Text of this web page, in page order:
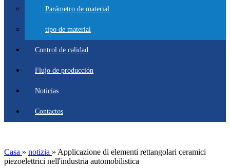
Parámetro de material
tipo de material
Control de calidad
Flujo de producción
Noticias
Contactos
Casa » notizia » Applicazione di elementi rettangolari ceramici
piezoelettrici nell'industria automobilistica